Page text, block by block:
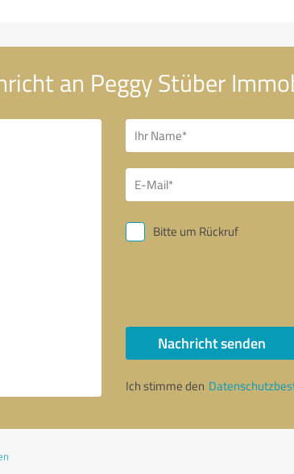
an Peggy Stüber
Bitte um Rückruf
Nachricht senden
Ich stimme den